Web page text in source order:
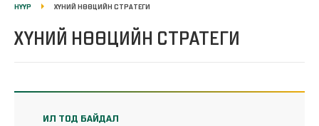
НҮҮР ХҮНИЙ НӨӨЦИЙН СТРАТЕГИ
ХҮНИЙ НӨӨЦИЙН СТРАТЕГИ
ИЛ ТОД БАЙДАЛ